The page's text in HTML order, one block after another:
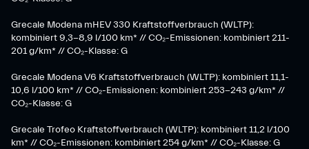
Grecale Modena mHEV 330 Kraftstoffverbrauch (WLTP):
kombiniert 9,3-8,9 l/100 km* // CO₂-Emissionen: kombiniert 211-
201 g/km* // CO₂-Klasse: G
Grecale Modena V6 Kraftstoffverbrauch (WLTP): kombiniert 11,1-
10,6 l/100 km* // CO₂-Emissionen: kombiniert 253-243 g/km* //
CO₂-Klasse: G
Grecale Trofeo Kraftstoffverbrauch (WLTP): kombiniert 11,2 l/100
km* // CO₂-Emissionen: kombiniert 254 g/km* // CO₂-Klasse: G